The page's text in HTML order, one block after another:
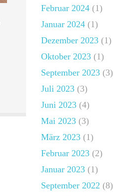
Februar 2024(1)
Januar 2024(1)
Dezember 2023(1)
Oktober 2023(1)
September 2023(3)
Juli 2023(3)
Juni 2023(4)
Mai 2023(3)
März 2023(1)
Februar 2023(2)
Januar 2023(1)
September 2022 (8)